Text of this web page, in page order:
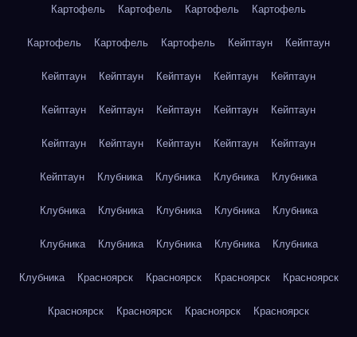
Картофель Картофель Картофель Картофель
Картофель Картофель Картофель Кейптаун Кейптаун
Кейптаун Кейптаун Кейптаун Кейптаун Кейптаун
Кейптаун Кейптаун Кейптаун Кейптаун Кейптаун
Кейптаун Кейптаун Кейптаун Кейптаун Кейптаун
Кейптаун Клубника Клубника Клубника Клубника
Клубника Клубника Клубника Клубника Клубника
Клубника Клубника Клубника Клубника Клубника
Клубника Красноярск Красноярск Красноярск Красноярск
Красноярск Красноярск Красноярск Красноярск